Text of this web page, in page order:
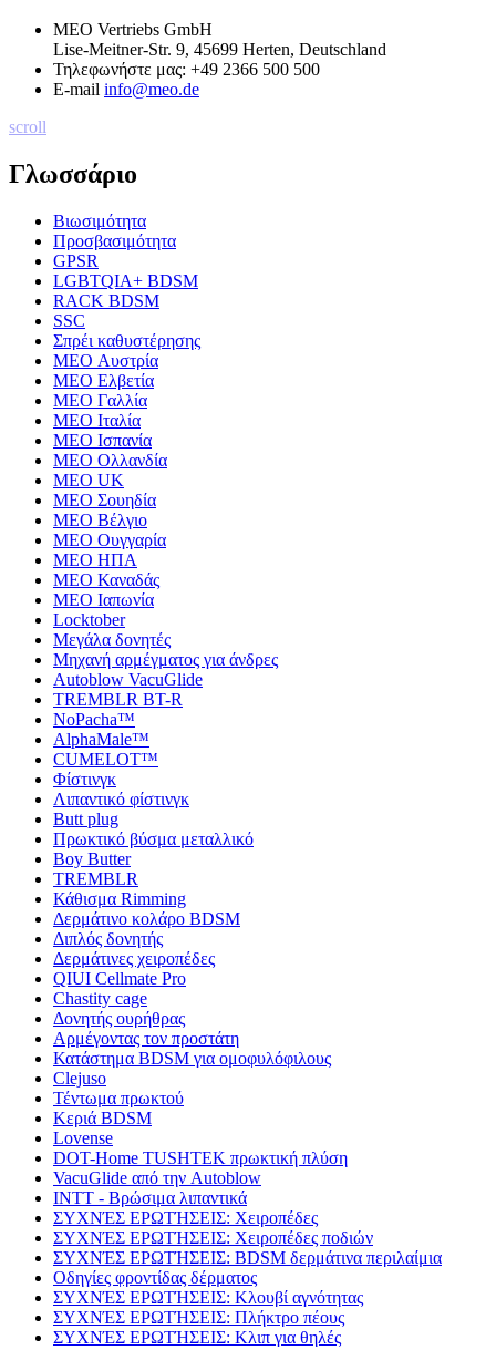
MEO Vertriebs GmbH
Lise-Meitner-Str. 9, 45699 Herten, Deutschland
Τηλεφωνήστε μας: +49 2366 500 500
E-mail info@meo.de
scroll
Γλωσσάριο
Βιωσιμότητα
Προσβασιμότητα
GPSR
LGBTQIA+ BDSM
RACK BDSM
SSC
Σπρέι καθυστέρησης
MEO Αυστρία
MEO Ελβετία
MEO Γαλλία
MEO Ιταλία
MEO Ισπανία
MEO Ολλανδία
MEO UK
MEO Σουηδία
MEO Βέλγιο
MEO Ουγγαρία
MEO ΗΠΑ
MEO Καναδάς
MEO Ιαπωνία
Locktober
Μεγάλα δονητές
Μηχανή αρμέγματος για άνδρες
Autoblow VacuGlide
TREMBLR BT-R
NoPacha™
AlphaMale™
CUMELOT™
Φίστινγκ
Λιπαντικό φίστινγκ
Butt plug
Πρωκτικό βύσμα μεταλλικό
Boy Butter
TREMBLR
Κάθισμα Rimming
Δερμάτινο κολάρο BDSM
Διπλός δονητής
Δερμάτινες χειροπέδες
QIUI Cellmate Pro
Chastity cage
Δονητής ουρήθρας
Αρμέγοντας τον προστάτη
Κατάστημα BDSM για ομοφυλόφιλους
Clejuso
Τέντωμα πρωκτού
Κεριά BDSM
Lovense
DOT-Home TUSHTEK πρωκτική πλύση
VacuGlide από την Autoblow
INTT - Βρώσιμα λιπαντικά
ΣΥΧΝΈΣ ΕΡΩΤΉΣΕΙΣ: Χειροπέδες
ΣΥΧΝΈΣ ΕΡΩΤΉΣΕΙΣ: Χειροπέδες ποδιών
ΣΥΧΝΈΣ ΕΡΩΤΉΣΕΙΣ: BDSM δερμάτινα περιλαίμια
Οδηγίες φροντίδας δέρματος
ΣΥΧΝΈΣ ΕΡΩΤΉΣΕΙΣ: Κλουβί αγνότητας
ΣΥΧΝΈΣ ΕΡΩΤΉΣΕΙΣ: Πλήκτρο πέους
ΣΥΧΝΈΣ ΕΡΩΤΉΣΕΙΣ: Κλιπ για θηλές